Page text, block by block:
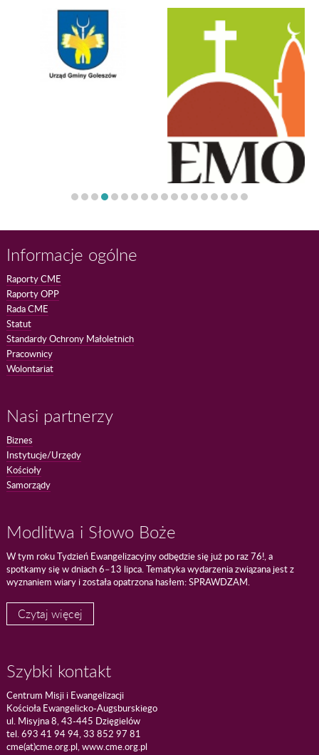
Informacje ogólne
Raporty CME
Raporty OPP
Rada CME
Statut
Standardy Ochrony Małoletnich
Pracownicy
Wolontariat
Nasi partnerzy
Biznes
Instytucje/Urzędy
Kościoły
Samorządy
Modlitwa i Słowo Boże
W tym roku Tydzień Ewangelizacyjny odbędzie się już po raz 76!, a
spotkamy się w dniach 6–13 lipca. Tematyka wydarzenia związana jest z
wyznaniem wiary i została opatrzona hasłem: SPRAWDZAM.
Czytaj więcej
Szybki kontakt
Centrum Misji i Ewangelizacji
Kościoła Ewangelicko-Augsburskiego
ul. Misyjna 8, 43-445 Dzięgielów
tel. 693 41 94 94, 33 852 97 81
cme(at)cme.org.pl, www.cme.org.pl